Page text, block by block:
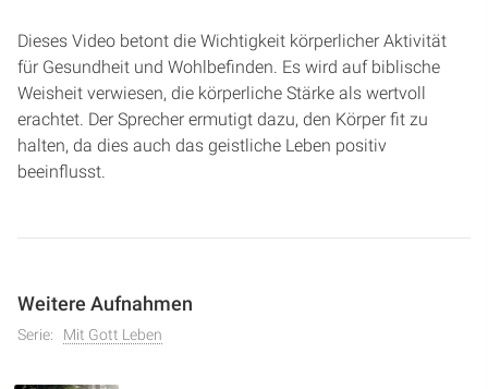
Dieses Video betont die Wichtigkeit körperlicher Aktivität
für Gesundheit und Wohlbefinden. Es wird auf biblische
Weisheit verwiesen, die körperliche Stärke als wertvoll
erachtet. Der Sprecher ermutigt dazu, den Körper fit zu
halten, da dies auch das geistliche Leben positiv
beeinflusst.
Weitere Aufnahmen
Serie: Mit Gott Leben